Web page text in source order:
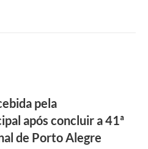
pela
após concluir a 41ª
de Porto Alegre